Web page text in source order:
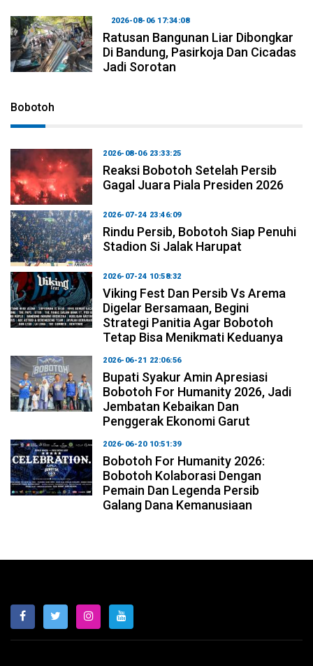
2026-08-06 17:34:08
Ratusan Bangunan Liar Dibongkar
Di Bandung, Pasirkoja Dan Cicadas
Jadi Sorotan
Bobotoh
2026-08-06 23:33:25
Reaksi Bobotoh Setelah Persib
Gagal Juara Piala Presiden 2026
2026-07-24 23:46:09
Rindu Persib, Bobotoh Siap Penuhi
Stadion Si Jalak Harupat
2026-07-24 10:58:32
Viking Fest Dan Persib Vs Arema
Digelar Bersamaan, Begini
Strategi Panitia Agar Bobotoh
Tetap Bisa Menikmati Keduanya
2026-06-21 22:06:56
Bupati Syakur Amin Apresiasi
Bobotoh For Humanity 2026, Jadi
Jembatan Kebaikan Dan
Penggerak Ekonomi Garut
2026-06-20 10:51:39
Bobotoh For Humanity 2026:
Bobotoh Kolaborasi Dengan
Pemain Dan Legenda Persib
Galang Dana Kemanusiaan